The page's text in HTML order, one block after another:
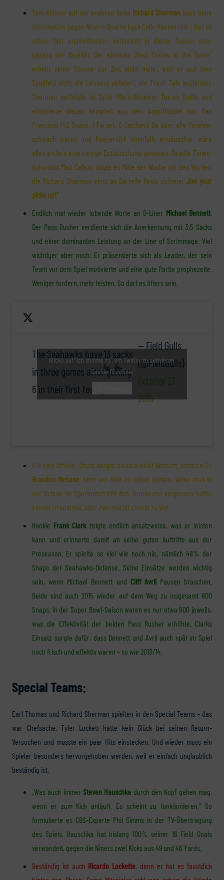
Sein Kollege auf der anderen Seite Richard Sherman blieb ohne
Interception gegen Niners-Quarterback Colin Kaepernick – das ist
schon fast ungewöhnlich, entspricht in dieser Saison aber
bislang der Realität. Der ehemals „Best Corner in the Game“
erhebt seine Stimme zur Zeit nicht mehr, weil er auf dem
Spielfeld nicht die Leistung abliefert, die Trash Talk legitimiert.
Sherman verfolgte im Spiel 49ers-Receiver Torrey Smith und
eliminierte diesen komplett aus dem Angriffsspiel von San
Francisco (42 Snaps, 1 Target, 0 Catches). Da aber alle Receiver
schwach waren und Kaepernick ebenfalls enttäuschte, wäre
alles andere eine riesige Enttäuschung gewesen. Seattle Times-
Kolumnist Matt Calkins sagte es Mitte der Woche mit den Worten,
die Richard Sherman einst an Darrelle Revis richtete:„Get your
picks up!“
Endlich mal wieder lobende Worte an D-Liner Michael Bennett.
Der Pass Rusher verdiente sich die Anerkennung mit 3,5 Sacks
und einer dominanten Leistung an der Line of Scrimmage. Viel
wichtiger aber noch: Er präsentierte sich als Leader, der sein
Team vor dem Spiel motivierte und eine gute Partie prophezeite.
Weniger fordern, mehr leisten. So darf es öfters sein.
The Seahawks have 13 sacks
in three games after getting
6 in their first four games
— Field Gulls
(@FieldGulls)
October 23,
2015
Klicke auf "Ich stimme zu", um Twitter zu aktivieren
Cookie-Richtlinie
Für eine Offside-Strafe sorgte diesmal nicht Bennett, sondern DT
Brandon Mebane. Aber wie hieß es schon damals, wenn man in
der Schule im Sportunterricht den Turnbeutel vergessen hatte:
Einmal ist keinmal, aber zweimal ist einmal zu viel.
Rookie Frank Clarkzeigte endlich ansatzweise, was er leisten
kann und erinnerte damit an seine guten Auftritte aus der
Preseason. Er spielte so viel wie noch nie, nämlich 48% der
Snaps der Seahawks-Defense. Seine Einsätze werden wichtig
sein, wenn Michael Bennett und Cliff AvrilPausen brauchen.
Beide sind auch 2015 wieder auf dem Weg zu insgesamt 800
Snaps. In der Super Bowl-Saison waren es nur etwa 600 jeweils,
was die Effektivität der beiden Pass Rusher erhöhte. Clarks
Einsatz sorgte dafür, dass Bennett und Avril auch spät im Spiel
noch frisch und effektiv waren – so wie 2013/14.
Special Teams:
Earl Thomas und Richard Sherman spielten in den Special Teams – das
war Chefsache. Tyler Lockett hatte kein Glück bei seinen Return-
Versuchen und musste ein paar Hits einstecken. Und wieder muss ein
Spieler besonders hervorgehoben werden, weil er einfach unglaublich
beständig ist.
„Was auch immer Steven Hauschka durch den Kopf gehen mag,
wenn er zum Kick anläuft. Es scheint zu funktionieren.“ So
formulierte es CBS-Experte Phil Simms in der TV-Übertragung
des Spiels. Hauschka hat bislang 100% seiner 16 Field Goals
verwandelt, gegen die Niners zwei Kicks aus 49 und 46 Yards.
Beständig ist auch Ricardo Lockette, denn er hat es faustdick